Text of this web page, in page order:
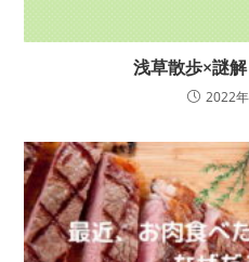
浅草散歩×謎
2022